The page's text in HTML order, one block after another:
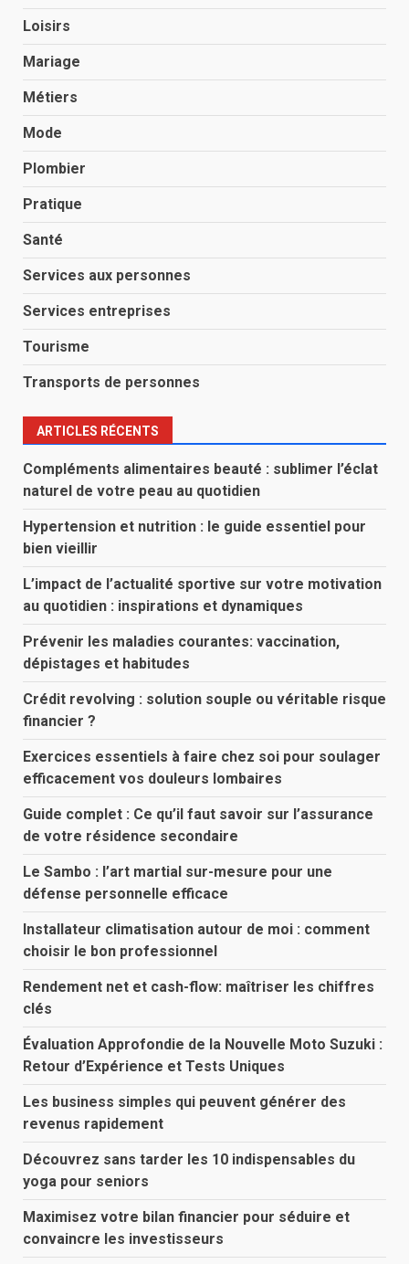
Loisirs
Mariage
Métiers
Mode
Plombier
Pratique
Santé
Services aux personnes
Services entreprises
Tourisme
Transports de personnes
ARTICLES RÉCENTS
Compléments alimentaires beauté : sublimer l’éclat
naturel de votre peau au quotidien
Hypertension et nutrition : le guide essentiel pour
bien vieillir
L’impact de l’actualité sportive sur votre motivation
au quotidien : inspirations et dynamiques
Prévenir les maladies courantes: vaccination,
dépistages et habitudes
Crédit revolving : solution souple ou véritable risque
financier ?
Exercices essentiels à faire chez soi pour soulager
efficacement vos douleurs lombaires
Guide complet : Ce qu’il faut savoir sur l’assurance
de votre résidence secondaire
Le Sambo : l’art martial sur-mesure pour une
défense personnelle efficace
Installateur climatisation autour de moi : comment
choisir le bon professionnel
Rendement net et cash-flow: maîtriser les chiffres
clés
Évaluation Approfondie de la Nouvelle Moto Suzuki :
Retour d’Expérience et Tests Uniques
Les business simples qui peuvent générer des
revenus rapidement
Découvrez sans tarder les 10 indispensables du
yoga pour seniors
Maximisez votre bilan financier pour séduire et
convaincre les investisseurs